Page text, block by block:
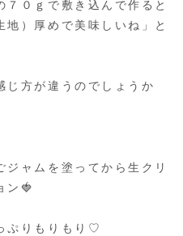
０ｇで敷き込んで作ると
地）厚めで美味しいね」と
じ方が違うのでしょうか
ャムを塗ってから生クリ
ン🍓
ぷりもりもり♡